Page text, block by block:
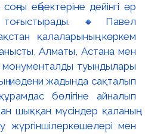
еңбектеріне дейінгі әр
тоғыстырады. 🔸Павел
қалаларының көркем
Алматы, Астана мен
монументалды туындылары
мәдени жадында сақталып
бөлігіне айналып
шыққан мүсіндер қаланың
жүргіншілеркөшелері мен